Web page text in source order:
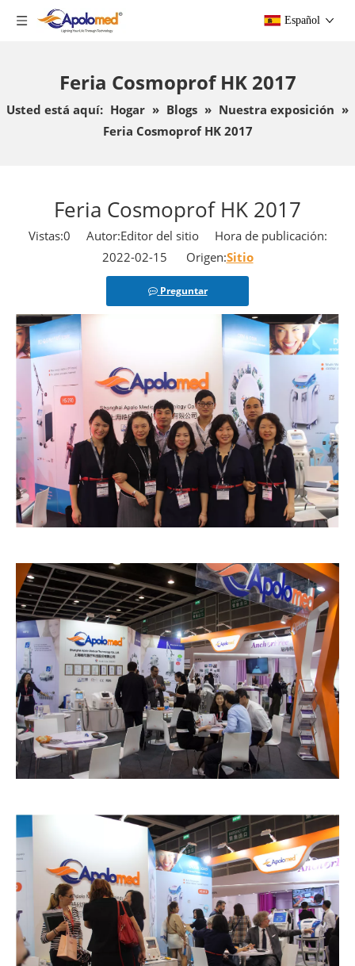
Español
Feria Cosmoprof HK 2017
Usted está aquí: Hogar » Blogs » Nuestra exposición »
Feria Cosmoprof HK 2017
Feria Cosmoprof HK 2017
Vistas:0 Autor:Editor del sitio Hora de publicación:
2022-02-15 Origen:Sitio
Preguntar